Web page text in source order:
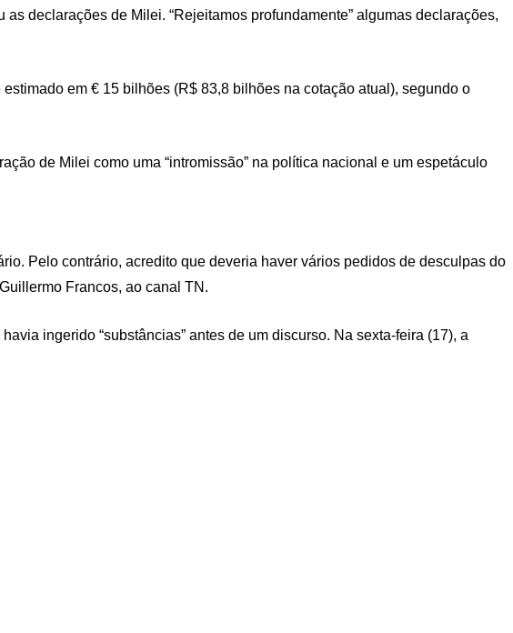
declarações de Milei. “Rejeitamos profundamente” algumas declarações,
em € 15 bilhões (R$ 83,8 bilhões na cotação atual), segundo o
de Milei como uma “intromissão” na política nacional e um espetáculo
Pelo contrário, acredito que deveria haver vários pedidos de desculpas do
Francos, ao canal TN.
ingerido “substâncias” antes de um discurso. Na sexta-feira (17), a